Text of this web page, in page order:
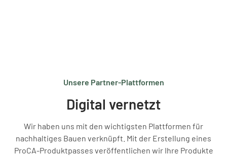
Unsere Partner-Plattformen
Digital vernetzt
Wir haben uns mit den wichtigsten Plattformen für
nachhaltiges Bauen verknüpft. Mit der Erstellung eines
ProCA-Produktpasses veröffentlichen wir Ihre Produkte